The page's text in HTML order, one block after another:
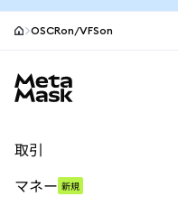
OSCRon/VFSon
取引
マネー 新規